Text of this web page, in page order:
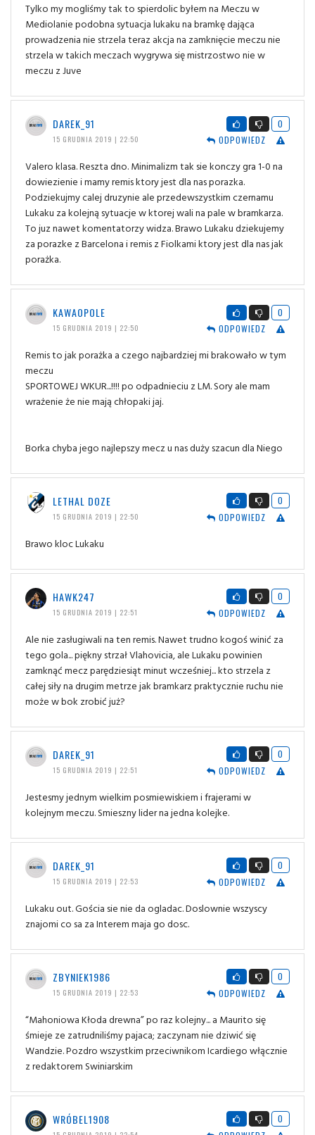
Tylko my mogliśmy tak to spierdolic byłem na Meczu w
Mediolanie podobna sytuacja lukaku na bramkę dająca
prowadzenia nie strzela teraz akcja na zamknięcie meczu nie
strzela w takich meczach wygrywa się mistrzostwo nie w
meczu z Juve
DAREK_91
15 GRUDNIA 2019 | 22:50
0
ODPOWIEDZ
Valero klasa. Reszta dno. Minimalizm tak sie konczy gra 1-0 na
dowiezienie i mamy remis ktory jest dla nas porazka.
Podziekujmy calej druzynie ale przedewszystkim czernamu
Lukaku za kolejną sytuacje w ktorej wali na pale w bramkarza.
To juz nawet komentatorzy widza. Brawo Lukaku dziekujemy
za porazke z Barcelona i remis z Fiolkami ktory jest dla nas jak
porażka.
KAWAOPOLE
15 GRUDNIA 2019 | 22:50
0
ODPOWIEDZ
Remis to jak porażka a czego najbardziej mi brakowało w tym
meczu
SPORTOWEJ WKUR...!!!! po odpadnieciu z LM. Sory ale mam
wrażenie że nie mają chłopaki jaj.
Borka chyba jego najlepszy mecz u nas duży szacun dla Niego
LETHAL DOZE
15 GRUDNIA 2019 | 22:50
0
ODPOWIEDZ
Brawo kloc Lukaku
HAWK247
15 GRUDNIA 2019 | 22:51
0
ODPOWIEDZ
Ale nie zasługiwali na ten remis. Nawet trudno kogoś winić za
tego gola... piękny strzał Vlahovicia, ale Lukaku powinien
zamknąć mecz parędziesiąt minut wcześniej... kto strzela z
całej siły na drugim metrze jak bramkarz praktycznie ruchu nie
może w bok zrobić już?
DAREK_91
15 GRUDNIA 2019 | 22:51
0
ODPOWIEDZ
Jestesmy jednym wielkim posmiewiskiem i frajerami w
kolejnym meczu. Smieszny lider na jedna kolejke.
DAREK_91
15 GRUDNIA 2019 | 22:53
0
ODPOWIEDZ
Lukaku out. Gościa sie nie da ogladac. Doslownie wszyscy
znajomi co sa za Interem maja go dosc.
ZBYNIEK1986
15 GRUDNIA 2019 | 22:53
0
ODPOWIEDZ
“Mahoniowa Kłoda drewna” po raz kolejny... a Maurito się
śmieje ze zatrudniliśmy pajaca; zaczynam nie dziwić się
Wandzie. Pozdro wszystkim przeciwnikom Icardiego włącznie
z redaktorem Swiniarskim
WRÓBEL1908
0